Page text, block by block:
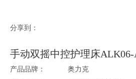
分享到：
手动双摇中控护理床ALK06-
产品品牌：
奥力克